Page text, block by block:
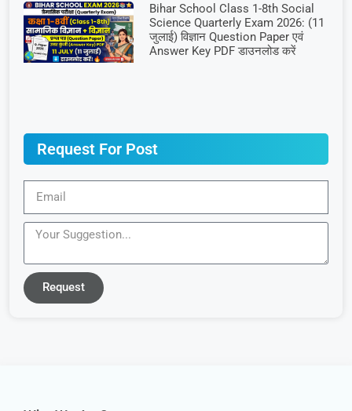
Bihar School Class 1-8th Social
Science Quarterly Exam 2026: (11
जुलाई) विज्ञान Question Paper एवं
Answer Key PDF डाउनलोड करें
Request For Post
Request